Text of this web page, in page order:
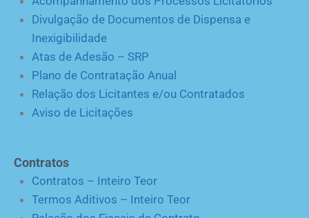
Divulgação de Documentos de Dispensa e
Inexigibilidade
Atas de Adesão – SRP
Plano de Contratação Anual
Relação dos Licitantes e/ou Contratados
Aviso de Licitações
Contratos
Contratos – Inteiro Teor
Termos Aditivos – Inteiro Teor